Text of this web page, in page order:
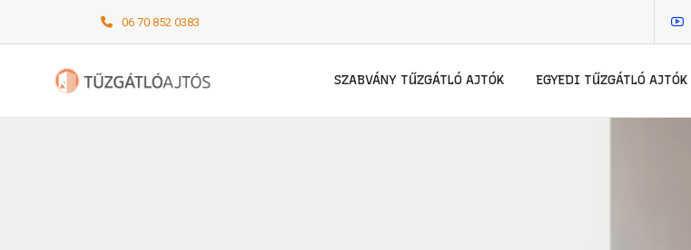
06 70 852 0383
SZABVÁNY TŰZGÁTLÓ AJTÓK EGYEDI TŰZGÁTLÓ AJTÓK